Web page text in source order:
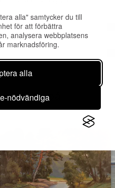
alla" samtycker du till
för att förbättra
analysera webbplatsens
marknadsföring.
alla
nödvändiga
tittat på